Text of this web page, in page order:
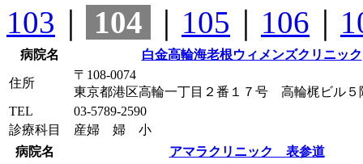
103
104 105 106
病院名 白金高輪海老根ウィメンズクリニック
住所
〒108-0074
東京都港区高輪一丁目２番１７号 高輪梶ビル５
TEL
03-5789-2590
診療科目
産婦 婦 小
病院名
アマラクリニック 表参道